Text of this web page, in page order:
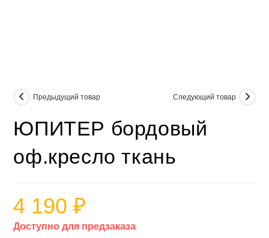
Предыдущий товар Следующий товар
ЮПИТЕР бордовый
оф.кресло ткань
4 190₽
Доступно для предзаказа